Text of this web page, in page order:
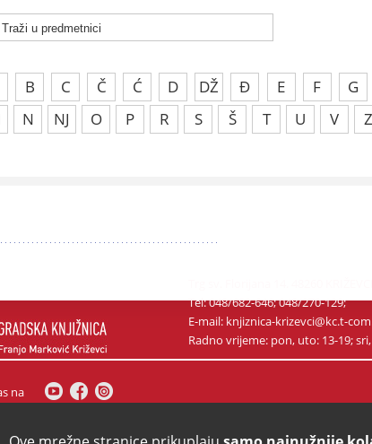
B C Č Ć D DŽ Đ E F G
N NJ O P R S Š T U V Z
Tel: 048/682-646; 048/270-129;
E-mail: knjiznica-krizevci@kc.t-
Radno vrijeme: pon, uto: 13-19;
na
prava pridržana / IMPRESSUM / MAPA STRANICA / IZJAVA O